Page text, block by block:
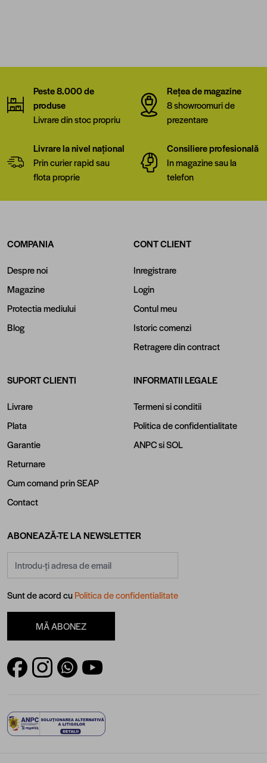
Peste 8.000 de
produse
Livrare din stoc propriu
Rețea de magazine
8 showroomuri de
prezentare
Livrare la nivel național
Prin curier rapid sau
flota proprie
Consiliere profesională
In magazine sau la
telefon
COMPANIA
Despre noi
Magazine
Protectia mediului
Blog
CONT CLIENT
Inregistrare
Login
Contul meu
Istoric comenzi
Retragere din contract
SUPORT CLIENTI
Livrare
Plata
Garantie
Returnare
Cum comand prin SEAP
Contact
INFORMATII LEGALE
Termeni si conditii
Politica de confidentialitate
ANPCsiSOL
ABONEAZĂ-TE LA NEWSLETTER
Sunt de acord cuPolitica de confidentialitate
MĂ ABONEZ